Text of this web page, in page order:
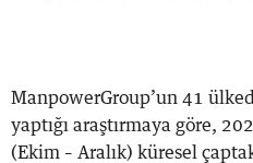
​ManpowerGroup’un 41
yaptığı araştırmaya göre,
(Ekim – Aralık) küresel